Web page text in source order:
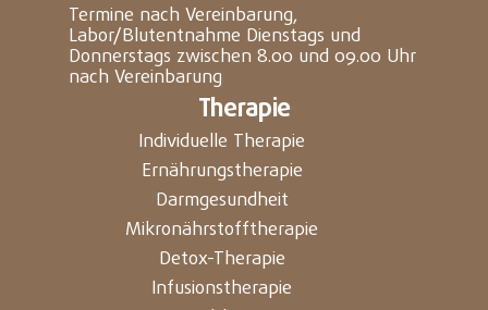
Therapie
Individuelle Therapie
Ernährungstherapie
Darmgesundheit
Mikronährstofftherapie
Detox-Therapie
Infusionstherapie
Termine nach Vereinbarung,
Labor/Blutentnahme Dienstags und
Donnerstags zwischen 8.00 und 09.00 Uhr
nach Vereinbarung